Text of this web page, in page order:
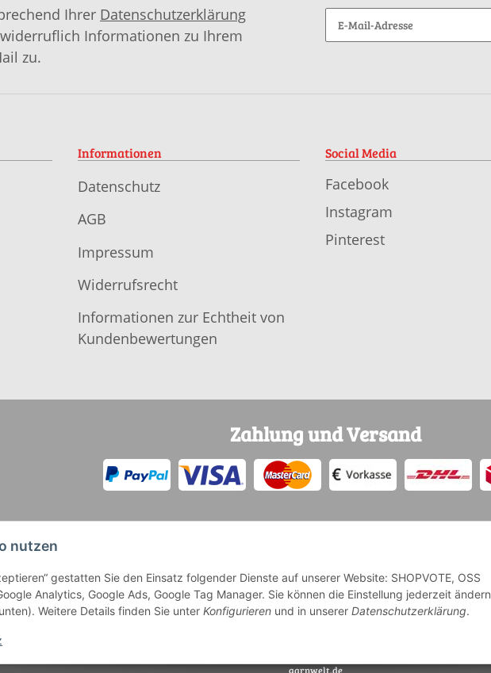
Ihrer Datenschutzerklärung
Informationen zu Ihrem
zu.
Informationen
Datenschutz
AGB
Impressum
Widerrufsrecht
Informationen zur Echtheit von
Kundenbewertungen
Social Media
Facebook
Instagram
Pinterest
Zahlung und Versand
* Alle Preise inkl. gesetzlicher USt., zzgl.Versand
garnwelt.de
nutzen
gestatten Sie den Einsatz folgender Dienste auf unserer Website: SHOPVOTE, OSS
Analytics, Google Ads, Google Tag Manager. Sie können die Einstellung jederzeit ändern
Weitere Details finden Sie unter Konfigurieren und in unserer Datenschutzerklärung.